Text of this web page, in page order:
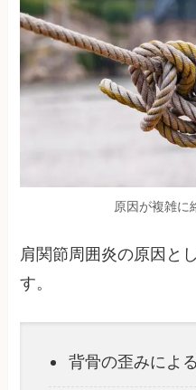
原因が複雑に
肩関節周囲炎の原因と
す。
背骨の歪みによ